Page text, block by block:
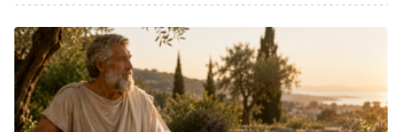
Piccirillo, J. F. (2004). Acute Bacterial Sinusitis. New
England Journal of Medicine.
https://doi.org/10.1056/NEJMcp035553
Slavin, J. L., & Lloyd, B. (2012). Health Benefits of Fruits and
Vegetables. Advances in Nutrition: An International Review